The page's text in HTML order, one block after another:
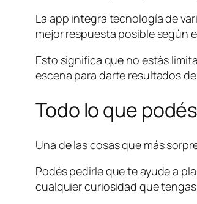
La app integra tecnología de
mejor respuesta posible según
Esto significa que no estás
escena para darte resultados
Todo lo que
Una de las cosas que más
Podés pedirle que te ayude a
cualquier curiosidad que